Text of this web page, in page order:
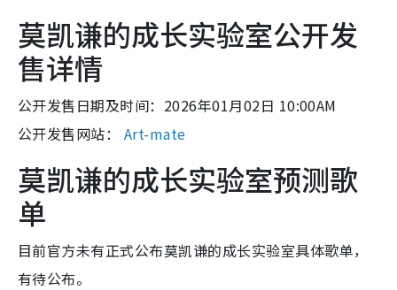
莫凯谦的成长实验室公开发
售详情
公开发售日期及时间：2026年01月02日 10:00AM
公开发售网站： Art-mate
莫凯谦的成长实验室预测歌
单
目前官方未有正式公布莫凯谦的成长实验室具体歌单，
有待公布。